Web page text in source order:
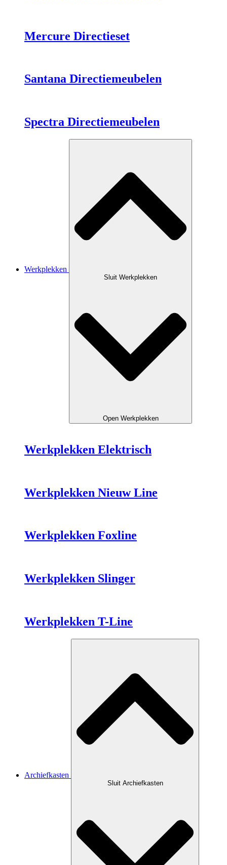
Mercure Directieset
Santana Directiemeubelen
Spectra Directiemeubelen
Werkplekken
Sluit Werkplekken
Open Werkplekken
Werkplekken Elektrisch
Werkplekken Nieuw Line
Werkplekken Foxline
Werkplekken Slinger
Werkplekken T-Line
Archiefkasten
Sluit Archiefkasten